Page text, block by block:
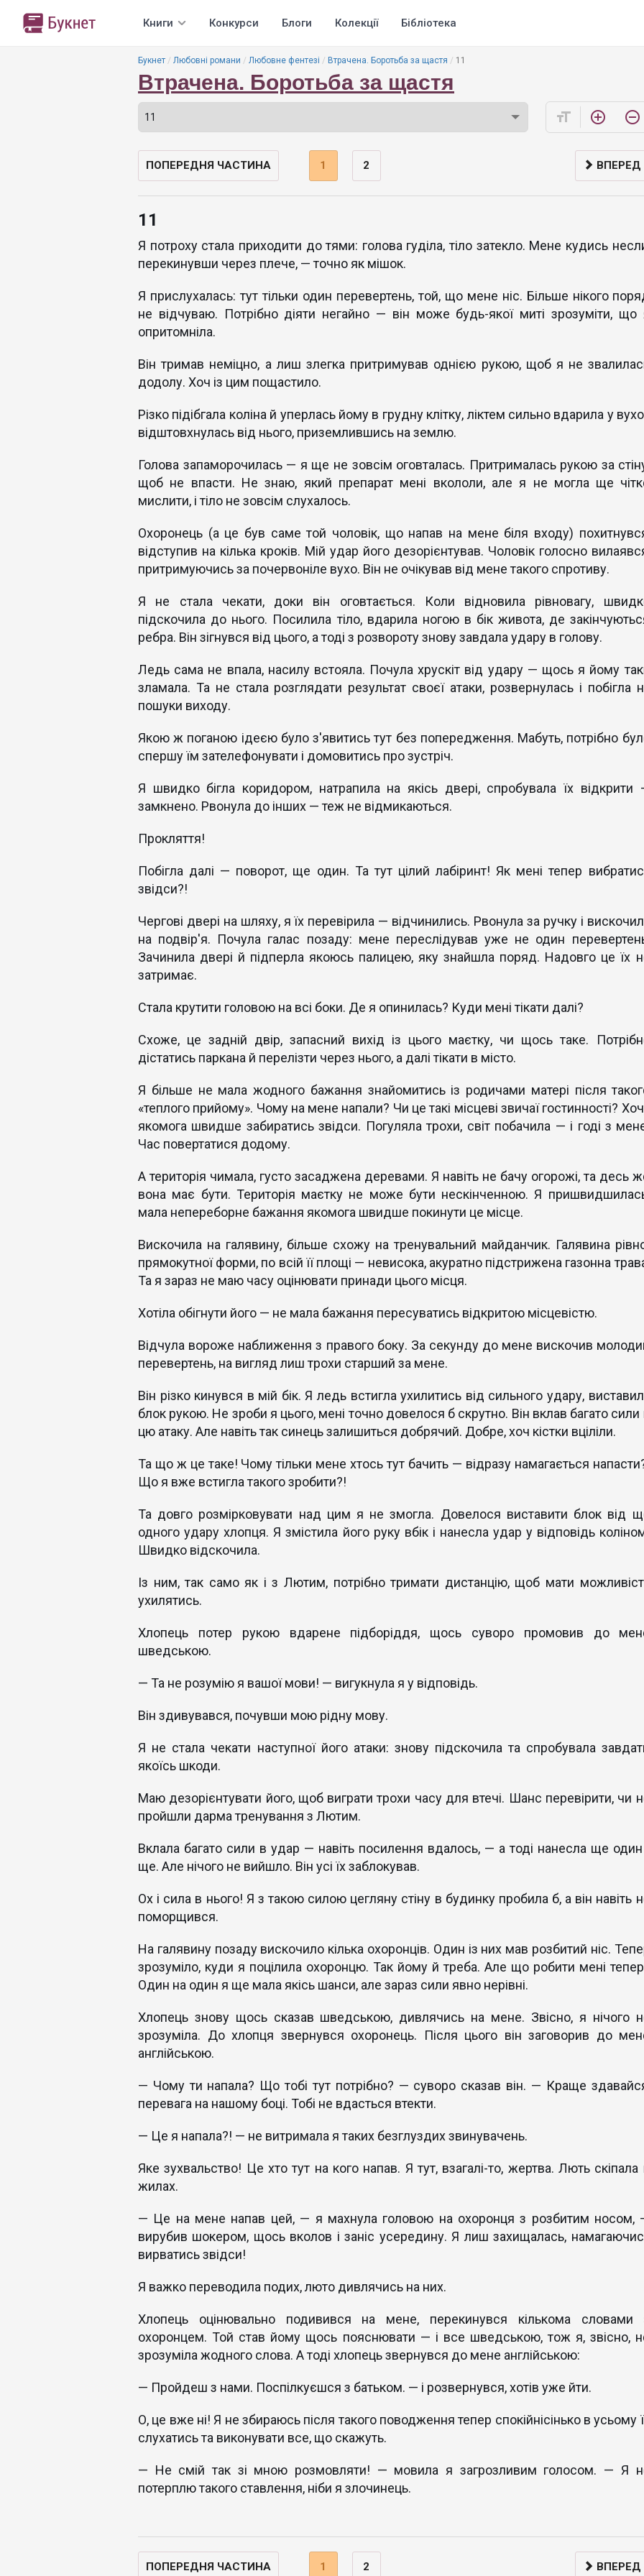
Книги Конкурси Блоги Колекції Бібліотека
Букнет Любовні романи Любовне фентезі Втрачена. Боротьба за щастя 11
Втрачена. Боротьба за щастя
format_size add_circle_outline remove_circle_outline
ПОПЕРЕДНЯ ЧАСТИНА 1 2 ВПЕРЕД
11
Я потроху стала приходити до тями: голова гуділа, тіло затекло. Мене кудись
перекинувши через плече, — точно як мішок.
Я прислухалась: тут тільки один перевертень, той, що мене ніс. Більше нікого
не відчуваю. Потрібно діяти негайно — він може будь-якої миті зрозуміти, що
опритомніла.
Він тримав неміцно, а лиш злегка притримував однією рукою, щоб я не
додолу. Хоч із цим пощастило.
Різко підібгала коліна й уперлась йому в грудну клітку, ліктем сильно вдарила у вухо
відштовхнулась від нього, приземлившись на землю.
Голова запаморочилась — я ще не зовсім оговталась. Притрималась рукою за
щоб не впасти. Не знаю, який препарат мені вкололи, але я не могла ще
мислити, і тіло не зовсім слухалось.
Охоронець (а це був саме той чоловік, що напав на мене біля входу)
відступив на кілька кроків. Мій удар його дезорієнтував. Чоловік голосно
притримуючись за почервоніле вухо. Він не очікував від мене такого спротиву.
Я не стала чекати, доки він оговтається. Коли відновила рівновагу,
підскочила до нього. Посилила тіло, вдарила ногою в бік живота, де
ребра. Він зігнувся від цього, а тоді з розвороту знову завдала удару в голову.
Ледь сама не впала, насилу встояла. Почула хрускіт від удару — щось я йому
зламала. Та не стала розглядати результат своєї атаки, розвернулась і побігла
пошуки виходу.
Якою ж поганою ідеєю було з'явитись тут без попередження. Мабуть, потрібно
спершу їм зателефонувати і домовитись про зустріч.
Я швидко бігла коридором, натрапила на якісь двері, спробувала їх відкрити
замкнено. Рвонула до інших — теж не відмикаються.
Прокляття!
Побігла далі — поворот, ще один. Та тут цілий лабіринт! Як мені тепер
звідси?!
Чергові двері на шляху, я їх перевірила — відчинились. Рвонула за ручку і
на подвір'я. Почула галас позаду: мене переслідував уже не один
Зачинила двері й підперла якоюсь палицею, яку знайшла поряд. Надовго це їх
затримає.
Стала крутити головою на всі боки. Де я опинилась? Куди мені тікати далі?
Схоже, це задній двір, запасний вихід із цього маєтку, чи щось таке.
дістатись паркана й перелізти через нього, а далі тікати в місто.
Я більше не мала жодного бажання знайомитись із родичами матері після
«теплого прийому». Чому на мене напали? Чи це такі місцеві звичаї гостинності?
якомога швидше забиратись звідси. Погуляла трохи, світ побачила — і годі з
Час повертатися додому.
А територія чимала, густо засаджена деревами. Я навіть не бачу огорожі, та десь
вона має бути. Територія маєтку не може бути нескінченною. Я
мала непереборне бажання якомога швидше покинути це місце.
Вискочила на галявину, більше схожу на тренувальний майданчик. Галявина
прямокутної форми, по всій її площі — невисока, акуратно підстрижена газонна
Та я зараз не маю часу оцінювати принади цього місця.
Хотіла обігнути його — не мала бажання пересуватись відкритою місцевістю.
Відчула вороже наближення з правого боку. За секунду до мене вискочив
перевертень, на вигляд лиш трохи старший за мене.
Він різко кинувся в мій бік. Я ледь встигла ухилитись від сильного удару,
блок рукою. Не зроби я цього, мені точно довелося б скрутно. Він вклав багато сили
цю атаку. Але навіть так синець залишиться добрячий. Добре, хоч кістки вціліли.
Та що ж це таке! Чому тільки мене хтось тут бачить — відразу намагається
Що я вже встигла такого зробити?!
Та довго розмірковувати над цим я не змогла. Довелося виставити блок від
одного удару хлопця. Я змістила його руку вбік і нанесла удар у відповідь
Швидко відскочила.
Із ним, так само як і з Лютим, потрібно тримати дистанцію, щоб мати
ухилятись.
Хлопець потер рукою вдарене підборіддя, щось суворо промовив до
шведською.
— Та не розумію я вашої мови! — вигукнула я у відповідь.
Він здивувався, почувши мою рідну мову.
Я не стала чекати наступної його атаки: знову підскочила та спробувала
якоїсь шкоди.
Маю дезорієнтувати його, щоб виграти трохи часу для втечі. Шанс перевірити, чи
пройшли дарма тренування з Лютим.
Вклала багато сили в удар — навіть посилення вдалось, — а тоді нанесла ще один
ще. Але нічого не вийшло. Він усі їх заблокував.
Ох і сила в нього! Я з такою силою цегляну стіну в будинку пробила б, а він навіть
поморщився.
На галявину позаду вискочило кілька охоронців. Один із них мав розбитий ніс.
зрозуміло, куди я поцілила охоронцю. Так йому й треба. Але що робити мені
Один на один я ще мала якісь шанси, але зараз сили явно нерівні.
Хлопець знову щось сказав шведською, дивлячись на мене. Звісно, я нічого
зрозуміла. До хлопця звернувся охоронець. Після цього він заговорив до
англійською.
— Чому ти напала? Що тобі тут потрібно? — суворо сказав він. — Краще
перевага на нашому боці. Тобі не вдасться втекти.
— Це я напала?! — не витримала я таких безглуздих звинувачень.
Яке зухвальство! Це хто тут на кого напав. Я тут, взагалі-то, жертва. Лють скіпала
жилах.
— Це на мене напав цей, — я махнула головою на охоронця з розбитим носом,
вирубив шокером, щось вколов і заніс усередину. Я лиш захищалась,
вирватись звідси!
Я важко переводила подих, люто дивлячись на них.
Хлопець оцінювально подивився на мене, перекинувся кількома словами
охоронцем. Той став йому щось пояснювати — і все шведською, тож я, звісно,
зрозуміла жодного слова. А тоді хлопець звернувся до мене англійською:
— Пройдеш з нами. Поспілкуєшся з батьком. — і розвернувся, хотів уже йти.
О, це вже ні! Я не збираюсь після такого поводження тепер спокійнісінько в усьому
слухатись та виконувати все, що скажуть.
— Не смій так зі мною розмовляти! — мовила я загрозливим голосом. — Я
потерплю такого ставлення, ніби я злочинець.
ПОПЕРЕДНЯ ЧАСТИНА 1 2 ВПЕРЕД